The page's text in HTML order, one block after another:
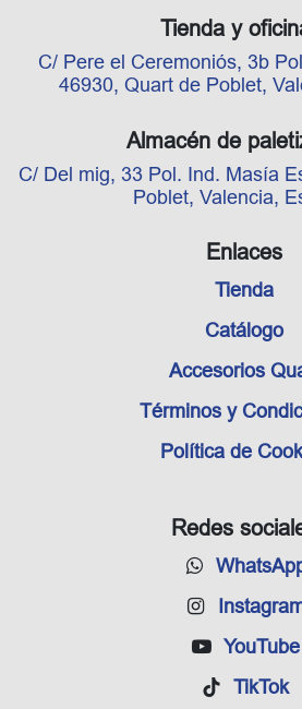
Redes
YouTube
TikTok
Enlaces
Tienda
Catálogo
Accesorios
Términos y
Política de
Tienda y
C/ Pere el Ceremoniós, 3b
46930, Quart de Poblet,
Almacén de
C/ Del mig, 33 Pol. Ind. Masía
Poblet, Valencia,